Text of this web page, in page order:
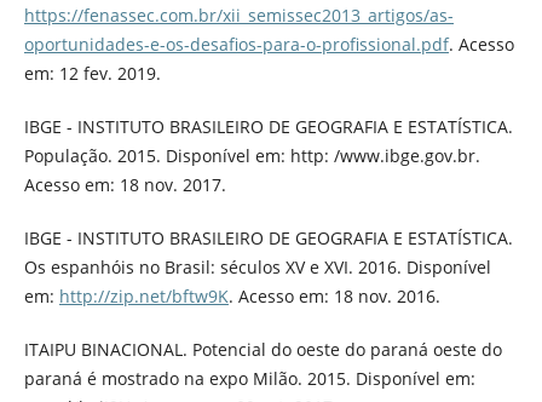
https://fenassec.com.br/xii_semissec2013_artigos/as-
oportunidades-e-os-desafios-para-o-profissional.pdf. Acesso
em: 12 fev. 2019.
IBGE - INSTITUTO BRASILEIRO DE GEOGRAFIA E ESTATÍSTICA.
População. 2015. Disponível em: http: /www.ibge.gov.br.
Acesso em: 18 nov. 2017.
IBGE - INSTITUTO BRASILEIRO DE GEOGRAFIA E ESTATÍSTICA.
Os espanhóis no Brasil: séculos XV e XVI. 2016. Disponível
em: http://zip.net/bftw9K. Acesso em: 18 nov. 2016.
ITAIPU BINACIONAL. Potencial do oeste do paraná oeste do
paraná é mostrado na expo Milão. 2015. Disponível em: